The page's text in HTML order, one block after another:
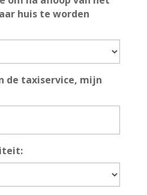
huis te worden
de taxiservice, mijn